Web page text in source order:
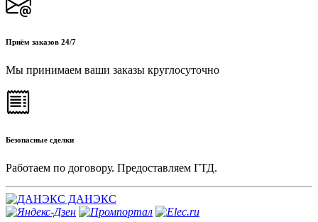
Приём заказов 24/7
Мы принимаем ваши заказы круглосуточно
Безопасные сделки
Работаем по договору. Предоставляем ГТД.
ДАНЭКС